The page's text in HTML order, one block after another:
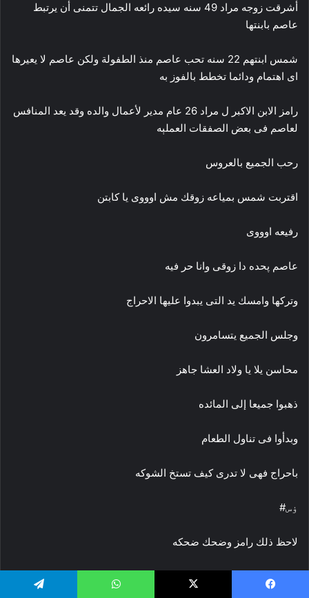
أشرقت زوجه مراد 49 سنه سيده رائعه الجمال تتمنى أن يرتبط
عاصم بابنتها
شمس ابنتهم 22 سنه تحب عاصم منذ الطفولة ولكن عاصم لا يعيرها
اى اهتمام ودائما تخطط بالفوز به
رامز الابن الاكبر ل مراد 26 عام مدير لأعمال والده وقد يعد المنافس
لعاصم فى بعض الصفقات العملېه
رحب الجميع بالعروس
اقتربت شمس بمياعه زوقك مش اوووى يا كابتن
رفيعه اوووى
عاصم پحده دا زوقى وانا حر فيه
وتركها وامسك يد التى يبدوا عليها الاحراج
وجلس الجميع يتسامرون
محاسن يلا يا ولاد العشا جاهز
ذهبوا جميعا إلى المائده
وبدأوا فى تناول الطعام
باحراج فهى لا تدرى كيف تستخ الشوكه
ۏس#
لاحظ ذلك رامز وضحك ضحكه
رامز الصفقه الاخيره بينا تجنن يا عاصم حاجه كدا مميزة بس عارف